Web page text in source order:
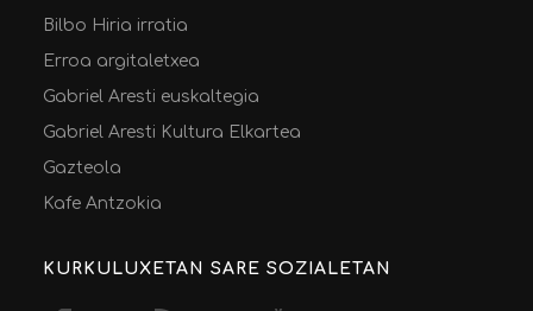
Bilbo Hiria irratia
Erroa argitaletxea
Gabriel Aresti euskaltegia
Gabriel Aresti Kultura Elkartea
Gazteola
Kafe Antzokia
KURKULUXETAN SARE SOZIALETAN